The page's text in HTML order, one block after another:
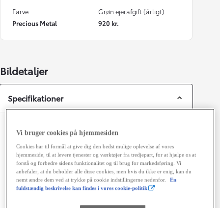
Farve
Precious Metal
Grøn ejerafgift (årligt)
920 kr.
Bildetaljer
Specifikationer
Dimensioner og mål
Døre
Sæder
5
Vi bruger cookies på hjemmesiden
Cookies har til formål at give dig den bedst mulige oplevelse af vores
hjemmeside, til at levere tjenester og værktøjer fra tredjepart, for at hjælpe os at
forstå og forbedre sidens funktionalitet og til brug for markedsføring. Vi
anbefaler, at du beholder alle disse cookies, men hvis du ikke er enig, kan du
nemt ændre dem ved at trykke på cookie indstillingerne nedenfor.
En
fuldstændig beskrivelse kan findes i vores cookie-politik